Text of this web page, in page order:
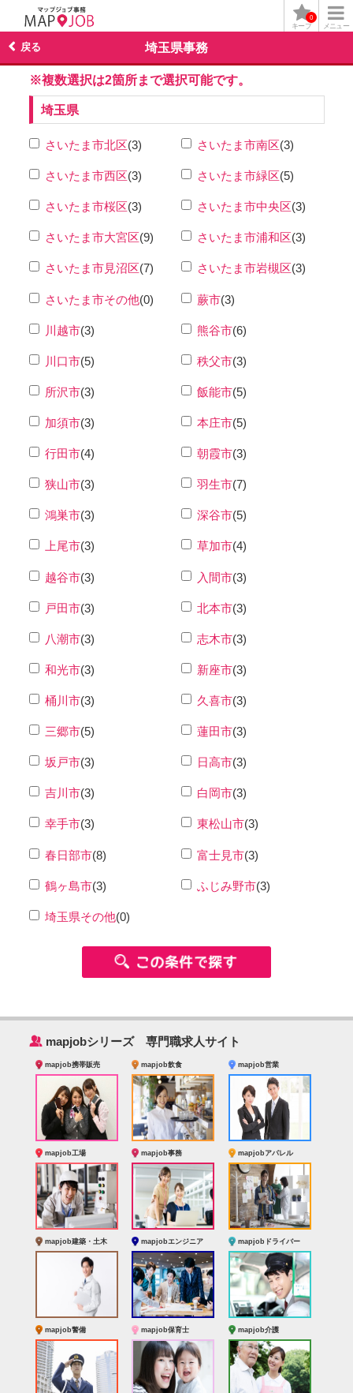
メニュー
キープ
0
埼玉県事務
戻る
※複数選択は2箇所まで選択可能です。
埼玉県
さいたま市北区(3) さいたま市南区(3)
さいたま市西区(3) さいたま市緑区(5)
さいたま市桜区(3) さいたま市中央区(3)
さいたま市大宮区(9) さいたま市浦和区(3)
さいたま市見沼区(7) さいたま市岩槻区(3)
さいたま市その他(0) 蕨市(3)
川越市(3) 熊谷市(6)
川口市(5) 秩父市(3)
所沢市(3) 飯能市(5)
加須市(3) 本庄市(5)
行田市(4) 朝霞市(3)
狭山市(3) 羽生市(7)
鴻巣市(3) 深谷市(5)
上尾市(3) 草加市(4)
越谷市(3) 入間市(3)
戸田市(3) 北本市(3)
八潮市(3) 志木市(3)
和光市(3) 新座市(3)
桶川市(3) 久喜市(3)
三郷市(5) 蓮田市(3)
坂戸市(3) 日高市(3)
吉川市(3) 白岡市(3)
幸手市(3) 東松山市(3)
春日部市(8) 富士見市(3)
鶴ヶ島市(3) ふじみ野市(3)
埼玉県その他(0)
‰ mapjobシリーズ 専門職求人サイト
mapjob携帯販売 mapjob飲食 mapjob営業
mapjob工場 mapjob事務 mapjobアパレル
mapjob建築・土木 mapjobエンジニア mapjobドライバー
mapjob警備 mapjob保育士 mapjob介護